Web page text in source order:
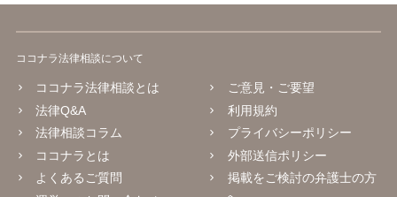
ココナラ法律相談について
ココナラ法律相談とは
法律Q&A
法律相談コラム
ココナラとは
よくあるご質問
ご意見・ご要望
利用規約
プライバシーポリシー
外部送信ポリシー
掲載をご検討の弁護士の方